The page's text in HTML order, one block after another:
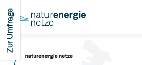
Hauptinhalt
springen
Zur Umfrage